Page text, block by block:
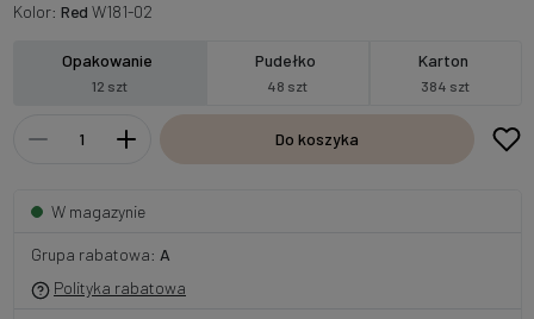
Kolor: Red W181-02
Opakowanie
12 szt
Pudełko
48 szt
Karton
384 szt
Do koszyka
W magazynie
Grupa rabatowa: A
Polityka rabatowa